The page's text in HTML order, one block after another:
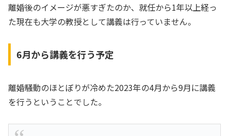
離婚後のイメージが悪すぎたのか、就任から1年以上経っ
た現在も大学の教授として講義は行っていません。
6月から講義を行う予定
離婚騒動のほとぼりが冷めた2023年の4月から9月に講義
を行うということでした。